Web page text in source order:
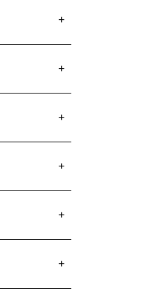
+
+
+
+
+
+